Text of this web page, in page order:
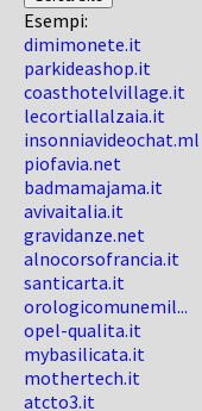
Esempi:
dimimonete.it
parkideashop.it
coasthotelvillage.it
lecortiallalzaia.it
insonniavideochat.ml
piofavia.net
badmamajama.it
avivaitalia.it
gravidanze.net
alnocorsofrancia.it
santicarta.it
orologicomunemil...
opel-qualita.it
mybasilicata.it
mothertech.it
atcto3.it